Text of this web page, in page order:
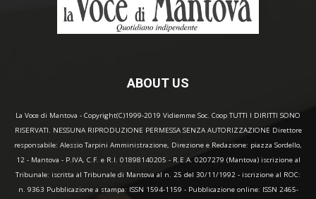
ABOUT US
La Voce di Mantova - Copyright(C)1999-2019 Vidiemme Soc. Coop TUTTI I DIRITTI SONO
RISERVATI. NESSUNA RIPRODUZIONE PERMESSA SENZA AUTORIZZAZIONE Direttore
responsabile: Alessio Tarpini Amministrazione, Direzione e Redazione: piazza Sordello,
12 - Mantova - P.IVA, C.F. e R.I. 01898140205 - R.E.A. 0207279 (Mantova) iscrizione al
Tribunale: iscritta al Tribunale di Mantova al n. 25 del 30/11/1992 - iscrizione al ROC:
n. 9363 Pubblicazione a stampa: ISSN 1594-1159 - Pubblicazione online: ISSN 2465-